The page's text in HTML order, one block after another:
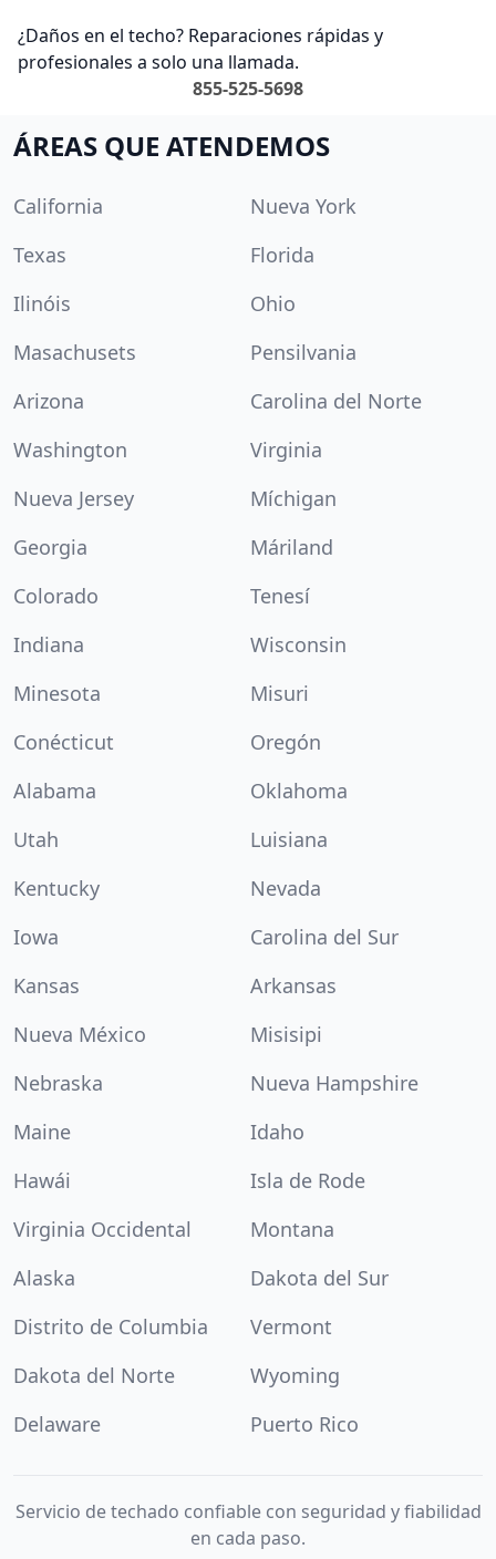
¿Daños en el techo? Reparaciones rápidas y
profesionales a solo una llamada.
855-525-5698
ÁREAS QUE ATENDEMOS
California
Nueva York
Texas
Florida
Ilinóis
Ohio
Masachusets
Pensilvania
Arizona
Carolina del Norte
Washington
Virginia
Nueva Jersey
Míchigan
Georgia
Máriland
Colorado
Tenesí
Indiana
Wisconsin
Minesota
Misuri
Conécticut
Oregón
Alabama
Oklahoma
Utah
Luisiana
Kentucky
Nevada
Iowa
Carolina del Sur
Kansas
Arkansas
Nueva México
Misisipi
Nebraska
Nueva Hampshire
Maine
Idaho
Hawái
Isla de Rode
Virginia Occidental
Montana
Alaska
Dakota del Sur
Distrito de Columbia
Vermont
Dakota del Norte
Wyoming
Delaware
Puerto Rico
Servicio de techado confiable con seguridad y fiabilidad
en cada paso.